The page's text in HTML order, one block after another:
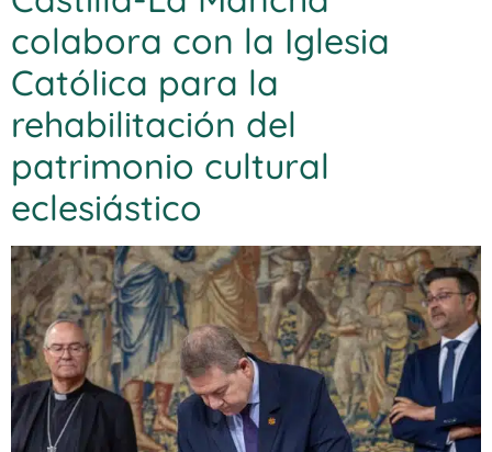
colabora con la Iglesia
Católica para la
rehabilitación del
patrimonio cultural
eclesiástico